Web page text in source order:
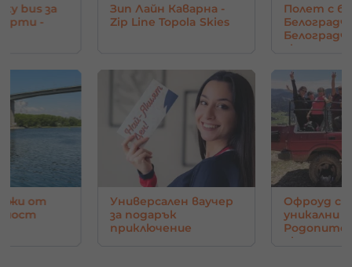
bus за
-
от
мост
Зип Лайн Каварна -
Zip Line Topola Skies
Универсален ваучер
за подарък
приключение
Полет с
скали
Офроуд с
уникални
Родопите
око